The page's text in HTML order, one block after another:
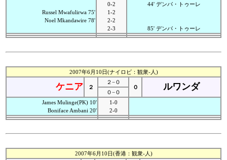
Russel Mwafulirwa 75'
Noel Mkandawire 78'
0-2
1-2
2-2
2-3
44' デンバ・トゥーレ
85' デンバ・トゥーレ
2007年6月10日(ナイロビ：観衆-人)
ケニア ２
２−０
０
ルワンダ
０−０
James Mulinge(PK) 10'
Boniface Ambani 20'
1-0
2-0
2007年6月10日(香港：観衆-人)